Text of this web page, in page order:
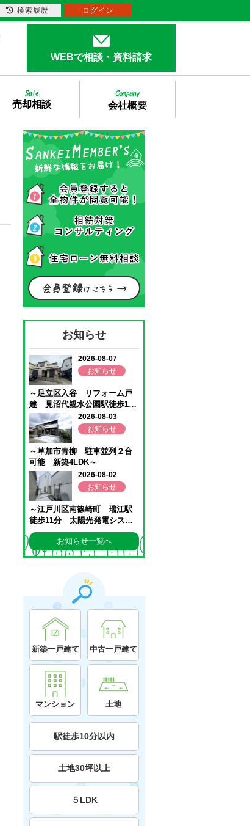
WEBで相談・資料請求
売却相談 会社概要
お知らせ
お知らせ一覧へ
新築一戸建て 中古一戸建て
マンション 土地
駅徒歩10分以内
土地30坪以上
５LDK
検索履歴 ログイン